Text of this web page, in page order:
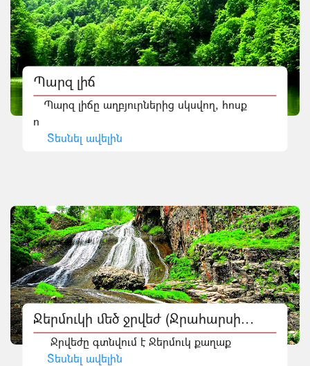
Պարզ լիճ
Պարզ լիճը աղբյուրներից սկսվող, հոսք
ո
Տեսնել ավելին
Ջերմուկի մեծ ջրվեժ (Ջրահարսի
վարսեր)
Ջրվեժը գտնվում է Ջերմուկ քաղաք
Տեսնել ավելին